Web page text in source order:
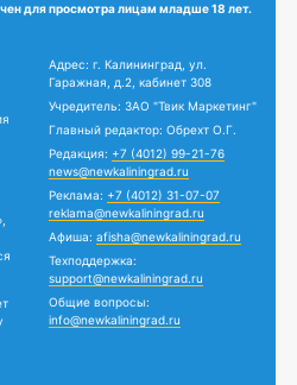
для просмотра лицам младше 18 лет.
Адрес: г. Калининград, ул.
Гаражная, д.2, кабинет 308
Учредитель: ЗАО "Твик Маркетинг"
Главный редактор: Обрехт О.Г.
Редакция: +7 (4012) 99-21-76
news@newkaliningrad.ru
Реклама: +7 (4012) 31-07-07
reklama@newkaliningrad.ru
Афиша: afisha@newkaliningrad.ru
Техподдержка:
support@newkaliningrad.ru
Общие вопросы:
info@newkaliningrad.ru